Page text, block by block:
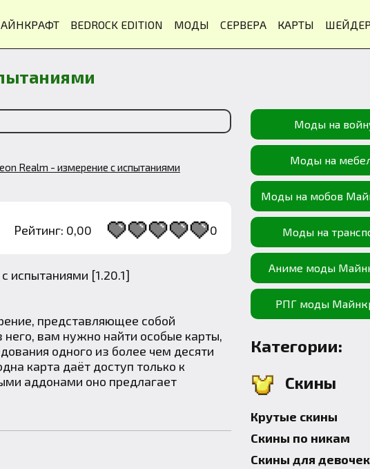
BEDROCK EDITION МОДЫ СЕРВЕРА КАРТЫ
Realm - измерение с испытаниями
Рейтинг: 0,00
0
представляющее собой
вам нужно найти особые карты,
одного из более чем десяти
карта даёт доступ только к
аддонами оно предлагает
Моды на
Моды на
Моды на мобов
Моды на
Аниме моды
РПГ моды
Категории:
Скины
Крутые скины
Скины по никам
Скины для девочек